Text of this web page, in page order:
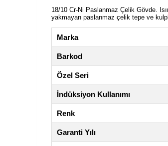
18/10 Cr-Ni Paslanmaz Çelik Gövde.
yakmayan paslanmaz çelik tepe ve
Marka
Barkod
Özel Seri
İndüksiyon Kullanımı
Renk
Garanti Yılı